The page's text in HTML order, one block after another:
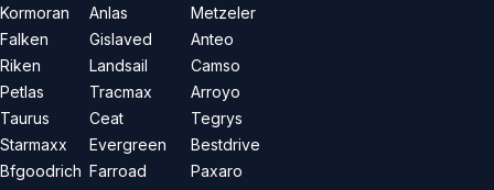
Kormoran
Falken
Riken
Petlas
Taurus
Starmaxx
Bfgoodrich
Anlas
Gislaved
Landsail
Tracmax
Ceat
Evergreen
Farroad
Metzeler
Anteo
Camso
Arroyo
Tegrys
Bestdrive
Paxaro